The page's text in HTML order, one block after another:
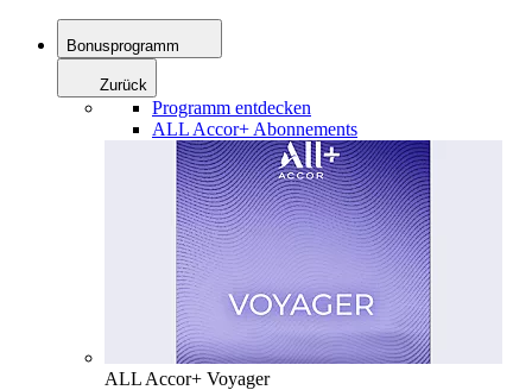
Bonusprogramm
Zurück
Programm entdecken
ALL Accor+ Abonnements
ALL Accor+ Voyager